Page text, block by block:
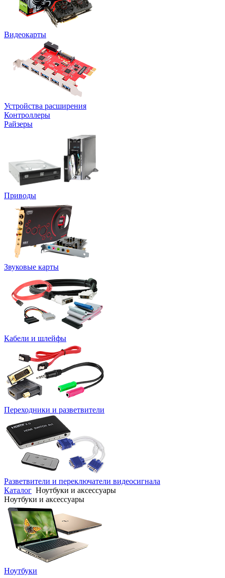
Видеокарты
Устройства расширения
Контроллеры
Райзеры
Приводы
Звуковые карты
Кабели и шлейфы
Переходники и разветвители
Разветвители и переключатели видеосигнала
Каталог Ноутбуки и аксессуары
Ноутбуки и аксессуары
Ноутбуки